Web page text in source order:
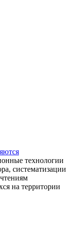
технологии
систематизации
на территории